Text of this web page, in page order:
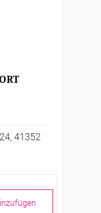
41352